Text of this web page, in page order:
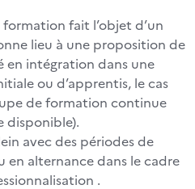
fait l’objet d’un
lieu à une proposition de
en intégration dans une
ou d’apprentis, le cas
de formation continue
disponible).
avec des périodes de
en alternance dans le cadre
.